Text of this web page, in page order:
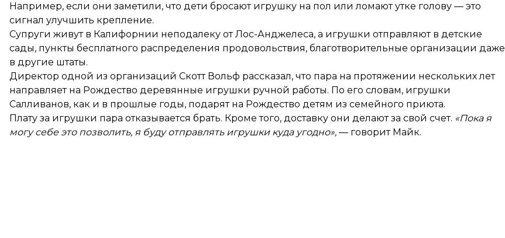
Например, если они заметили, что дети бросают игрушку на пол или ломают утке голову — это
сигнал улучшить крепление.
Супруги живут в Калифорнии неподалеку от Лос-Анджелеса, а игрушки отправляют в детские
сады, пункты бесплатного распределения продовольствия, благотворительные организации даже
в другие штаты.
Директор одной из организаций Скотт Вольф рассказал, что пара на протяжении нескольких лет
направляет на Рождество деревянные игрушки ручной работы. По его словам, игрушки
Салливанов, как и в прошлые годы, подарят на Рождество детям из семейного приюта.
Плату за игрушки пара отказывается брать. Кроме того, доставку они делают за свой счет. «Пока я
могу себе это позволить, я буду отправлять игрушки куда угодно», — говорит Майк.